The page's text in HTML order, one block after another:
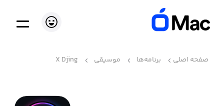
صفحه اصلی برنامه‌ها موسیقی X Djing